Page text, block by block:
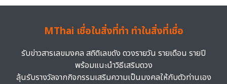
MThai เชื่อในสิ่งที่ทำ ทำในสิ่งที่เชื่อ
รับข่าวสารเลขมงคล สถิติเลขดัง ดวงรายวัน รายเดือน รายปี
พร้อมแนะนำวิธีเสริมดวง
ลุ้นรับรางวัลจากกิจกรรมเสริมความเป็นมงคลให้กับตัวท่านเอง